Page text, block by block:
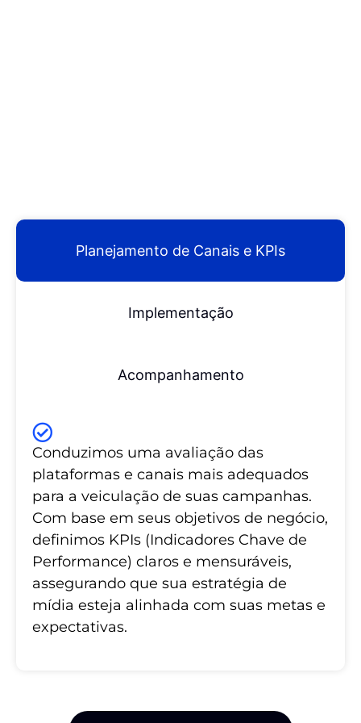
Planejamento de Canais e KPIs
Implementação
Acompanhamento
Conduzimos uma avaliação das
plataformas e canais mais adequados
para a veiculação de suas campanhas.
Com base em seus objetivos de negócio,
definimos KPIs (Indicadores Chave de
Performance) claros e mensuráveis,
assegurando que sua estratégia de
mídia esteja alinhada com suas metas e
expectativas.